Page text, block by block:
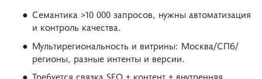
Семантика >10 000 запросов, нужны автоматизация
и контроль качества.
Мультирегиональность и витрины: Москва/СПб/
регионы, разные интенты и версии.
Требуется связка SEO + контент + внутренняя